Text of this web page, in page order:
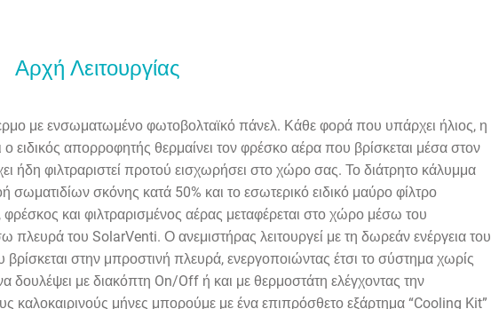
Αρχή Λειτουργίας
με ενσωματωμένο φωτοβολταϊκό πάνελ. Κάθε φορά που υπάρχει ήλιος, η
ειδικός απορροφητής θερμαίνει τον φρέσκο αέρα που βρίσκεται μέσα στον
ήδη φιλτραριστεί προτού εισχωρήσει στο χώρο σας. Το διάτρητο κάλυμμα
σωματιδίων σκόνης κατά 50% και το εσωτερικό ειδικό μαύρο φίλτρο
και φιλτραρισμένος αέρας μεταφέρεται στο χώρο μέσω του
πλευρά του SolarVenti. Ο ανεμιστήρας λειτουργεί με τη δωρεάν ενέργεια του
στην μπροστινή πλευρά, ενεργοποιώντας έτσι το σύστημα χωρίς
με διακόπτη On/Off ή και με θερμοστάτη ελέγχοντας την
καλοκαιρινούς μήνες μπορούμε με ένα επιπρόσθετο εξάρτημα “Cooling Kit”